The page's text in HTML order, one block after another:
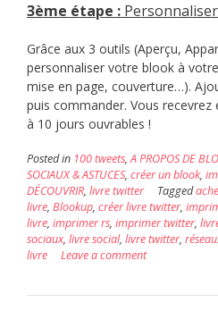
3ème étape :
Grâce aux 3 outils (Aperçu,
personnaliser votre blook à
mise en page, couverture…).
puis commander. Vous
à 10 jours ouvrables !
Posted in 100 tweets,A PROPOS DE
SOCIAUX & ASTUCES, créer un blook,
DÉCOUVRIR, livre twitter Tagged
livre, Blookup, créer livre twitter,
livre, imprimer rs, imprimer twitter,
sociaux, livre social, livre twitter,
livre
Leave a comment